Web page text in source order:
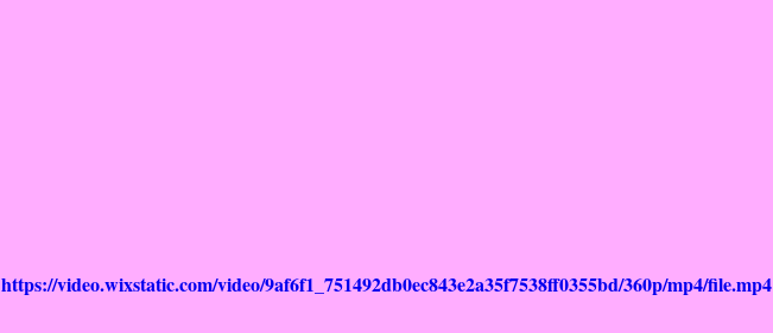
https://video.wixstatic.com/video/9af6f1_751492db0ec843e2a35f7538ff0355bd/360p/mp4/file.mp4